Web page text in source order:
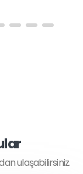
ulaşabilirsiniz.